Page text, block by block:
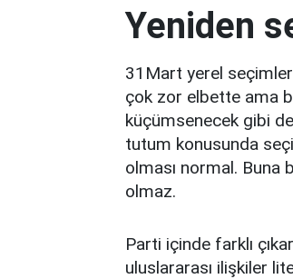
Yeniden
31Mart yerel
çok zor elbette ama
küçümsenecek gibi
tutum konusunda
olması normal. Buna
olmaz.
Parti içinde farklı
uluslararası ilişkiler